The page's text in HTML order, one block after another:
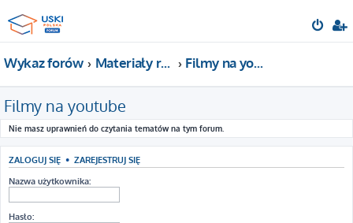
Wykaz forów Materiały reklamowe USKI POLSKA Filmy na youtube
Filmy na youtube
Nie masz uprawnień do czytania tematów na tym forum.
ZALOGUJ SIĘ • ZAREJESTRUJ SIĘ
Nazwa użytkownika:
Hasło: